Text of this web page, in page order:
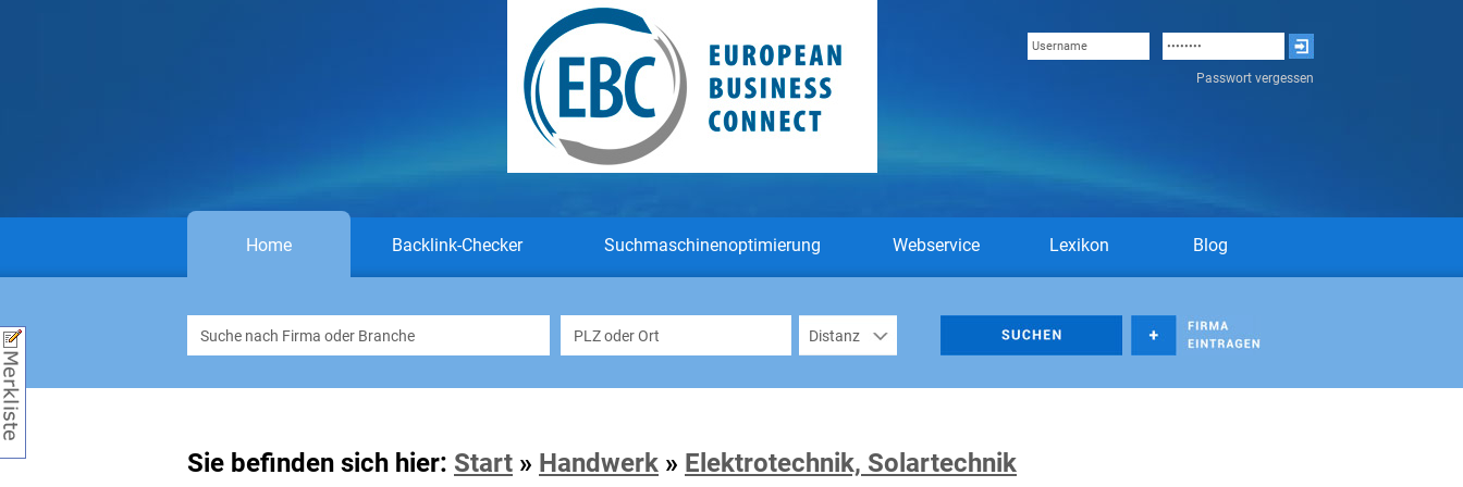
Passwort vergessen
Home Backlink-Checker Suchmaschinenoptimierung Webservice Lexikon Blog
Sie befinden sich hier: Start » Handwerk » Elektrotechnik, Solartechnik